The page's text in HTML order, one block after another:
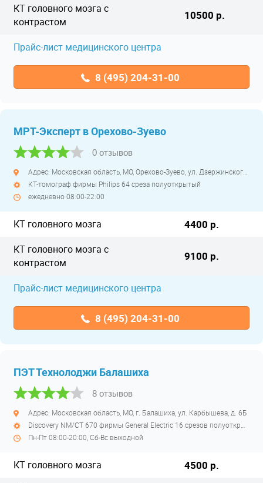
КТ головного мозга с
контрастом
10500 р.
Прайс-лист медицинского центра
8 (495) 204-31-00
МРТ-Эксперт в Орехово-Зуево
0 отзывов
КТ-томограф фирмы Philips 64 среза полуоткрытый
ежедневно 08:00-22:00
КТ головного мозга 4400 р.
КТ головного мозга с
контрастом
9100 р.
Прайс-лист медицинского центра
8 (495) 204-31-00
ПЭТ Технолоджи Балашиха
8 отзывов
Адрес: Московская область, МО, г. Балашиха, ул. Карбышева, д. 6Б
Пн-Пт 08:00-20:00, Сб-Вс выходной
КТ головного мозга 4500 р.